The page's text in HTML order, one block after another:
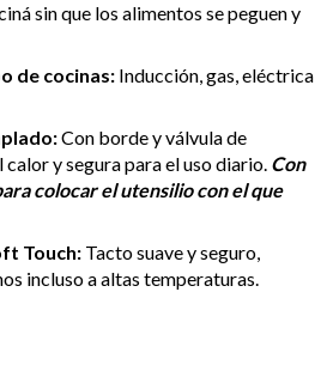
sin que los alimentos se peguen y
de cocinas: Inducción, gas, eléctrica
Con borde y válvula de
y segura para el uso diario. Con
colocar el utensilio con el que
Touch: Tacto suave y seguro,
incluso a altas temperaturas.